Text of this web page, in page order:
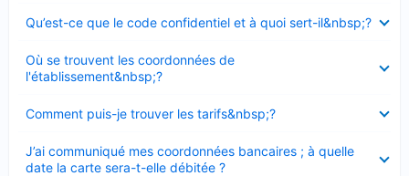
Qu’est-ce que le code confidentiel et à quoi sert-il&nbsp;?
fermé
Où se trouvent les coordonnées de
l'établissement&nbsp;?
fermé
Comment puis-je trouver les tarifs&nbsp;?
fermé
J’ai communiqué mes coordonnées bancaires ; à quelle
date la carte sera-t-elle débitée ?
fermé